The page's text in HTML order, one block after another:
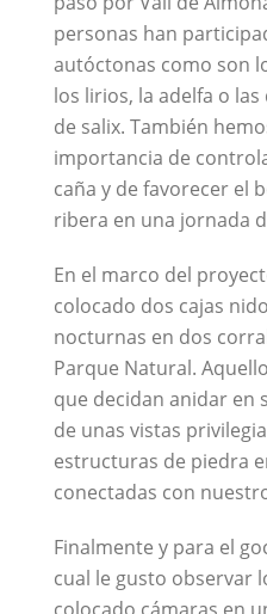
personas han
autóctonas como son
los lirios, la adelfa o
de salix. También
importancia de
caña y de favorecer el
ribera en una jornada
En el marco del
colocado dos cajas
nocturnas en dos
Parque Natural.
que decidan anidar
de unas vistas
estructuras de piedra
conectadas con
Finalmente y para el
cual le gusto observar